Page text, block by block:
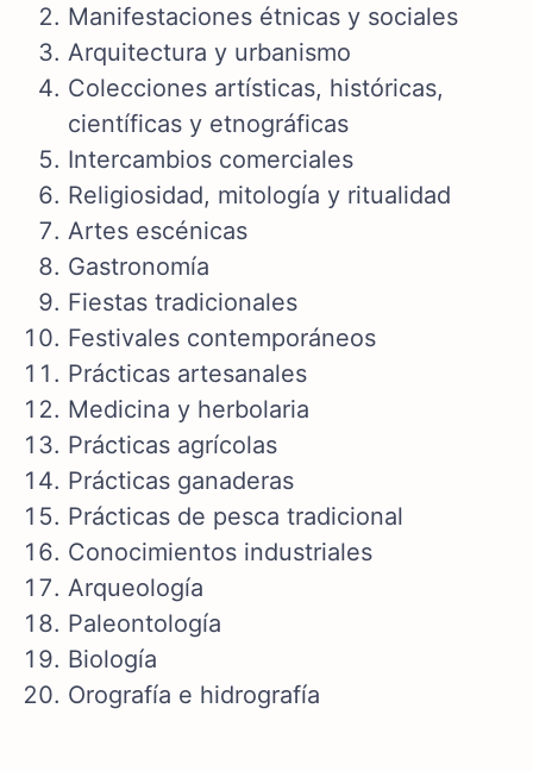
Manifestaciones étnicas y sociales
Arquitectura y urbanismo
Colecciones artísticas, históricas,
científicas y etnográficas
Intercambios comerciales
Religiosidad, mitología y ritualidad
Artes escénicas
Gastronomía
Fiestas tradicionales
Festivales contemporáneos
Prácticas artesanales
Medicina y herbolaria
Prácticas agrícolas
Prácticas ganaderas
Prácticas de pesca tradicional
Conocimientos industriales
Arqueología
Paleontología
Biología
Orografía e hidrografía